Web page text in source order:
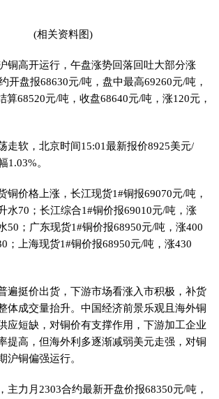
(相关资料图)
铜高开运行，午盘涨势回落回吐大部分涨
开盘报68630元/吨，盘中最高69260元/吨，
算68520元/吨，收盘68640元/吨，涨120元，
走软，北京时间15:01最新报价8925美元/
1.03%。
铜价格上涨，长江现货1#铜报69070元/吨，
水70；长江综合1#铜价报69010元/吨，涨
50；广东现货1#铜价报68950元/吨，涨400
；上海现货1#铜价报68950元/吨，涨430
遍挺价出货，下游市场看涨入市积极，补货
体成交量抬升。中国经济前景乐观且海外铜
应短缺，对铜价有支撑作用，下游加工企业
提高，但海外利多逐渐减弱美元走强，对铜
沪铜偏强运行。
主力月2303合约最新开盘价报68350元/吨，